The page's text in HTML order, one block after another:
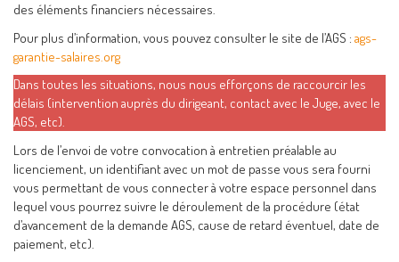
des éléments financiers nécessaires.
Pour plus d’information, vous pouvez consulter le site de l’AGS : ags-
garantie-salaires.org
Dans toutes les situations, nous nous efforçons de raccourcir les
délais (intervention auprès du dirigeant, contact avec le Juge, avec le
AGS, etc).
Lors de l’envoi de votre convocation à entretien préalable au
licenciement, un identifiant avec un mot de passe vous sera fourni
vous permettant de vous connecter à votre espace personnel dans
lequel vous pourrez suivre le déroulement de la procédure (état
d’avancement de la demande AGS, cause de retard éventuel, date de
paiement, etc).